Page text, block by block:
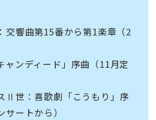
交響曲第15番から第1楽章（2
ャンディード」序曲（11月定
Ⅱ世：喜歌劇「こうもり」序
ートから）